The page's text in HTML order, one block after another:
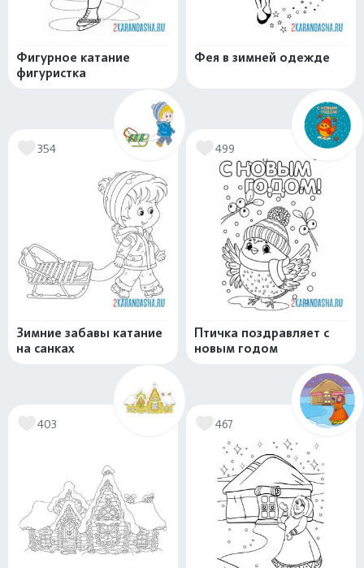
Фигурное катание
фигуристка
Фея в зимней одежде
354
Зимние забавы катание
на санках
499
Птичка поздравляет с
новым годом
403 467